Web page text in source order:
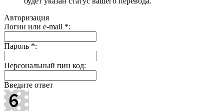
Авторизация
Логин или e-mail *:
Пароль *:
Персональный пин код:
Введите ответ